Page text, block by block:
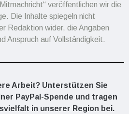
veröffentlichen wir die
Die Inhalte spiegeln nicht
Redaktion wider, die Angaben
Anspruch auf Vollständigkeit.
Arbeit? Unterstützen Sie
PayPal-Spende und tragen
in unserer Region bei.